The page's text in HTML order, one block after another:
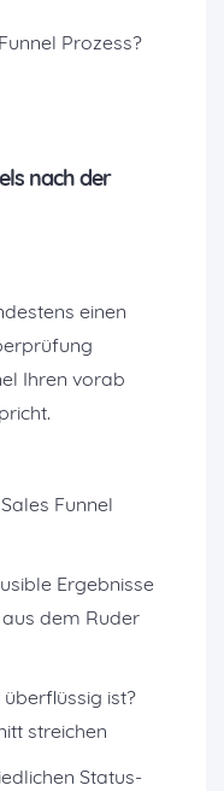
Prozess?
nach der
einen
Ihren vorab
Funnel
Ergebnisse
dem Ruder
ist?
streichen
Status-